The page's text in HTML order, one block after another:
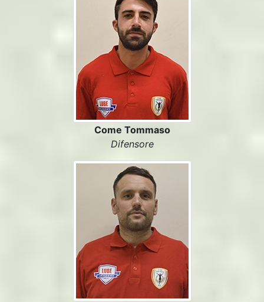
Come Tommaso
Difensore